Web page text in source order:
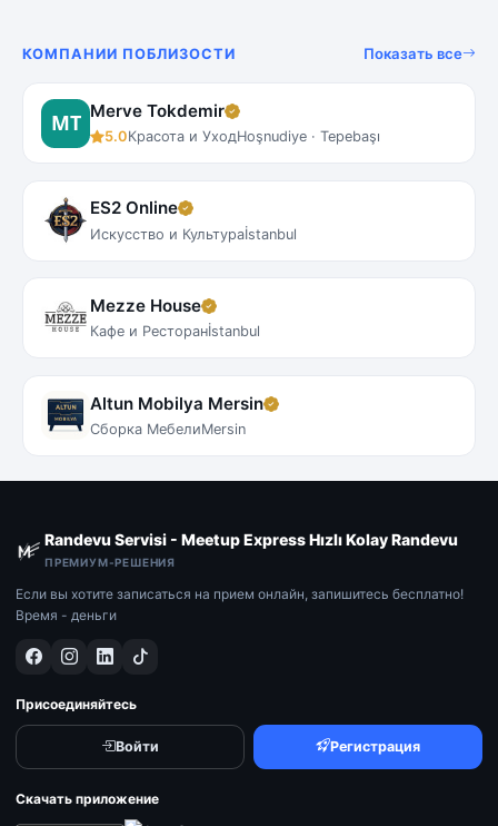
КОМПАНИИ ПОБЛИЗОСТИ Показать все
Merve Tokdemir
5.0Красота и УходHoşnudiye · Tepebaşı
ES2 Online
Искусство и Культураİstanbul
Mezze House
Кафе и Ресторанİstanbul
Altun Mobilya Mersin
Сборка МебелиMersin
Randevu Servisi - Meetup Express Hızlı Kolay Randevu
ПРЕМИУМ-РЕШЕНИЯ
Если вы хотите записаться на прием онлайн, запишитесь бесплатно!
Время - деньги
Присоединяйтесь
Войти Регистрация
Скачать приложение